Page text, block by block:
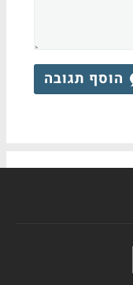
הוסף תגובה